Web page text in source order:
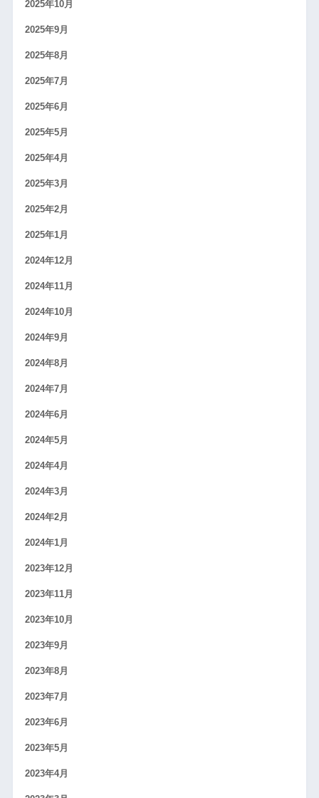
2025年10月
2025年9月
2025年8月
2025年7月
2025年6月
2025年5月
2025年4月
2025年3月
2025年2月
2025年1月
2024年12月
2024年11月
2024年10月
2024年9月
2024年8月
2024年7月
2024年6月
2024年5月
2024年4月
2024年3月
2024年2月
2024年1月
2023年12月
2023年11月
2023年10月
2023年9月
2023年8月
2023年7月
2023年6月
2023年5月
2023年4月